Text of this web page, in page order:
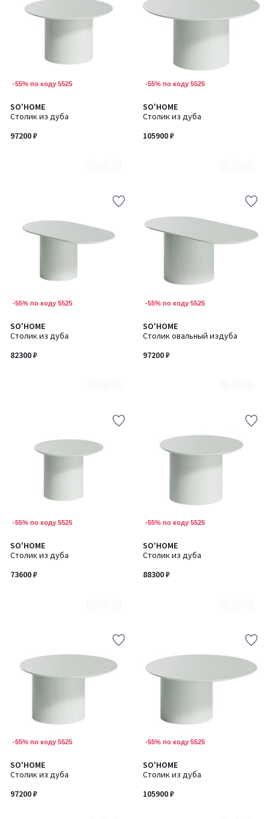
-55% по коду 5525
SO'HOME
Столик из дуба
97200 ₽
Количество
цветов:
7
-55% по коду 5525
SO'HOME
Столик из дуба
105900 ₽
Количество
цветов:
7
-55% по коду 5525
SO'HOME
Столик из дуба
82300 ₽
Количество
цветов:
7
-55% по коду 5525
SO'HOME
Столик овальный издуба
97200 ₽
Количество
цветов:
7
-55% по коду 5525
SO'HOME
Столик из дуба
73600 ₽
Количество
цветов:
7
-55% по коду 5525
SO'HOME
Столик из дуба
88300 ₽
Количество
цветов:
7
-55% по коду 5525
SO'HOME
Столик из дуба
97200 ₽
Количество
цветов:
7
-55% по коду 5525
SO'HOME
Столик из дуба
105900 ₽
Количество
цветов:
7